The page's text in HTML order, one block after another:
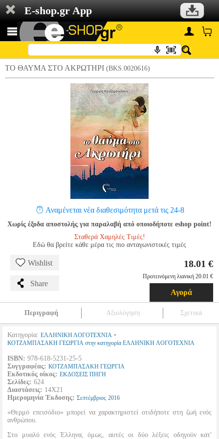
E-shop.gr App
ΤΟ ΘΑΥΜΑ ΣΤΟ ΑΚΡΩΤΗΡΙ (BKS.0020616)
Αναμένεται νέα διαθεσιμότητα μετά τις 24-8
Χωρίς έξοδα αποστολής για παραλαβή από οποιοδήποτε eshop point!
Σταθερά Χαμηλές Τιμές!
Εδώ θα βρείτε κάθε μέρα τις πιο ανταγωνιστικές τιμές
Wishlist
Share
18.01 €
Προτεινόμενη λιανική 20.01 €
Αγορά
Περιγραφή Αξιολόγηση Σχετικά
Κατηγορία: ΕΛΛΗΝΙΚΗ ΛΟΓΟΤΕΧΝΙΑ •
ΚΟΤΖΑΜΠΑΣΑΚΗ ΓΕΩΡΓΙΑ στην κατηγορία ΕΛΛΗΝΙΚΗ ΛΟΓΟΤΕΧΝΙΑ
ISBN: 978-618-5231-25-5
Συγγραφέας: ΚΟΤΖΑΜΠΑΣΑΚΗ ΓΕΩΡΓΙΑ
Εκδοτικός οίκος: ΕΚΔΟΣΕΙΣ ΠΗΓΗ
Σελίδες: 624
Διαστάσεις: 14Χ21
Ημερομηνία Έκδοσης: Σεπτέμβριος 2016
«Θερμό επεισόδιο» μπορεί να χαρακτηριστεί οτιδήποτε στη ζωή ενός
ανθρώπου.
Στο μυαλό ενός Έλληνα, όμως, αυτές οι δύο λέξεις οδηγούν κατ'